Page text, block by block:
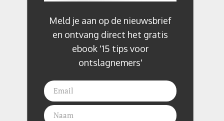
Meld je aan op de nieuwsbrief
en ontvang direct het gratis
ebook '15 tips voor
ontslagnemers'